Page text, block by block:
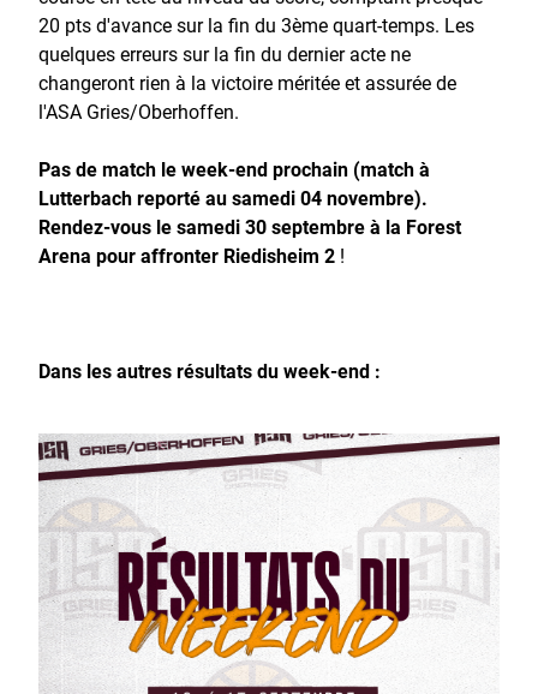
20 pts d'avance sur la fin du 3ème quart-temps. Les
quelques erreurs sur la fin du dernier acte ne
changeront rien à la victoire méritée et assurée de
l'ASA Gries/Oberhoffen.
Pas de match le week-end prochain (match à
Lutterbach reporté au samedi 04 novembre).
Rendez-vous le samedi 30 septembre à la Forest
Arena pour affronter Riedisheim 2 !
Dans les autres résultats du week-end :